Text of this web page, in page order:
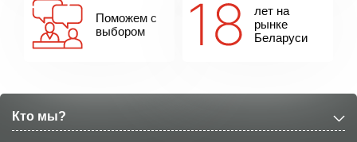
Поможем с
выбором
лет на
рынке
Беларуси
Кто мы?